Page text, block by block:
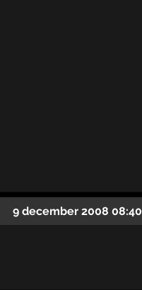
9 december 2008 08:40